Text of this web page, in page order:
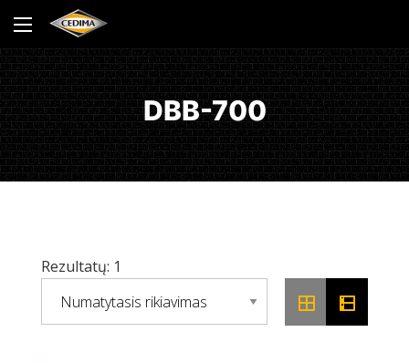
DBB-700
Rezultatų: 1